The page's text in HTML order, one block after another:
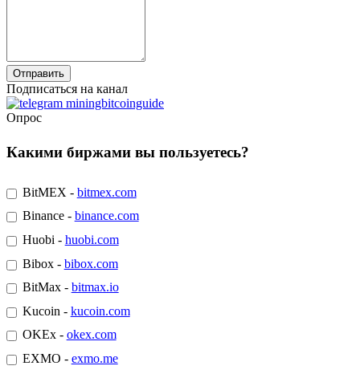
Подписаться на канал
Опрос
Какими биржами вы пользуетесь?
BitMEX - bitmex.com
Binance - binance.com
Huobi - huobi.com
Bibox - bibox.com
BitMax - bitmax.io
Kucoin - kucoin.com
OKEx - okex.com
EXMO - exmo.me